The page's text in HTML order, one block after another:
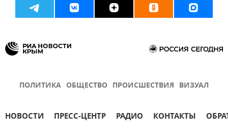
ПОЛИТИКА ОБЩЕСТВО ПРОИСШЕСТВИЯ ВИЗУАЛ
НОВОСТИ ПРЕСС-ЦЕНТР РАДИО КОНТАКТЫ